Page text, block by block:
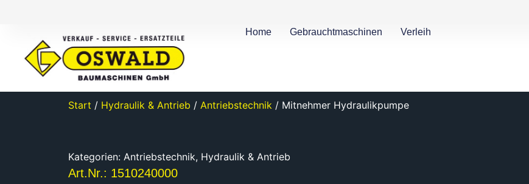
Home Gebrauchtmaschinen Verleih
Start / Hydraulik & Antrieb / Antriebstechnik / Mitnehmer Hydraulikpumpe
Kategorien: Antriebstechnik, Hydraulik & Antrieb
Art.Nr.: 1510240000